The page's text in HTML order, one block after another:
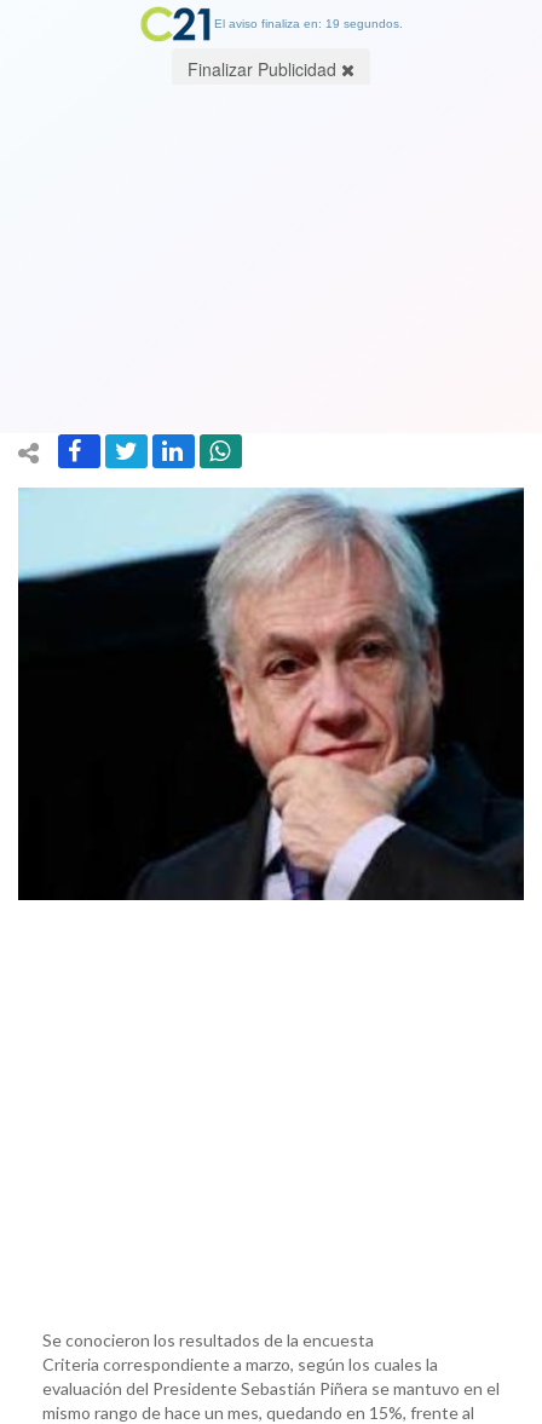
Se conocieron los resultados de la encuesta
Criteria correspondiente a marzo, según los cuales la
evaluación del Presidente Sebastián Piñera se mantuvo en el
mismo rango de hace un mes, quedando en 15%, frente al
El aviso finaliza en: 19 segundos.
Finalizar Publicidad